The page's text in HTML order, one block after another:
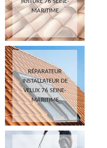
MARITIME
RÉPARATEUR
INSTALLATEUR DE
VELUX 76 SEINE-
MARITIME